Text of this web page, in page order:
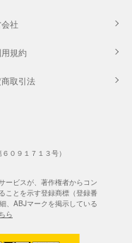
社
用規約
取引法
ービスが、著作権者からコン
ことを示す登録商標（登録番
、ABJマークを掲示している
ら